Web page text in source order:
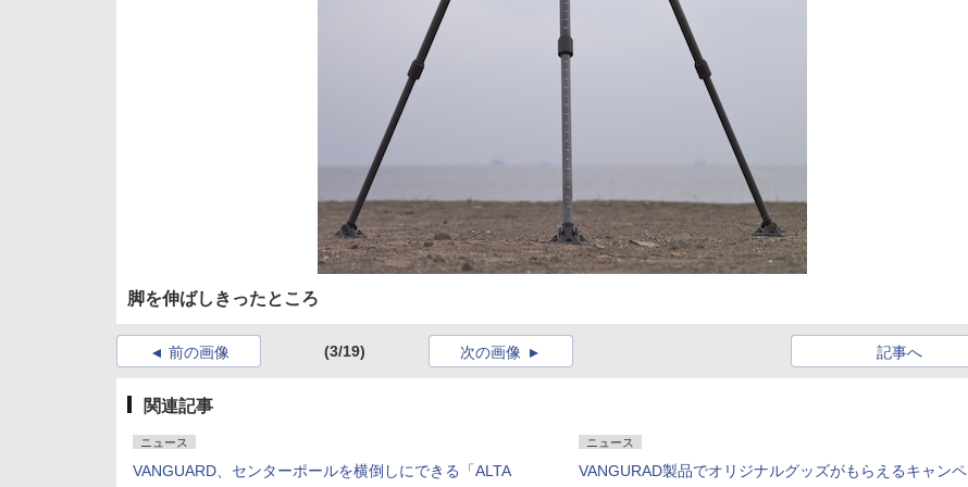
脚を伸ばしきったところ
前の画像 (3/19) 記事へ
次の画像
関連記事
ニュース
VANGUARD、センターポールを横倒しにできる「ALTA
ニュース
VANGURAD製品でオリジナルグッズがもらえるキャンペ